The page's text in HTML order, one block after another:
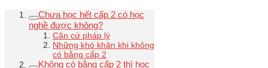
Chưa học hết cấp 2 có học
nghề được không?
Căn cứ pháp lý
Những khó khăn khi không
có bằng cấp 2
Không có bằng cấp 2 thì học